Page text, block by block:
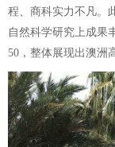
程、商科实力不凡。
自然科学研究上成果
50，整体展现出澳洲